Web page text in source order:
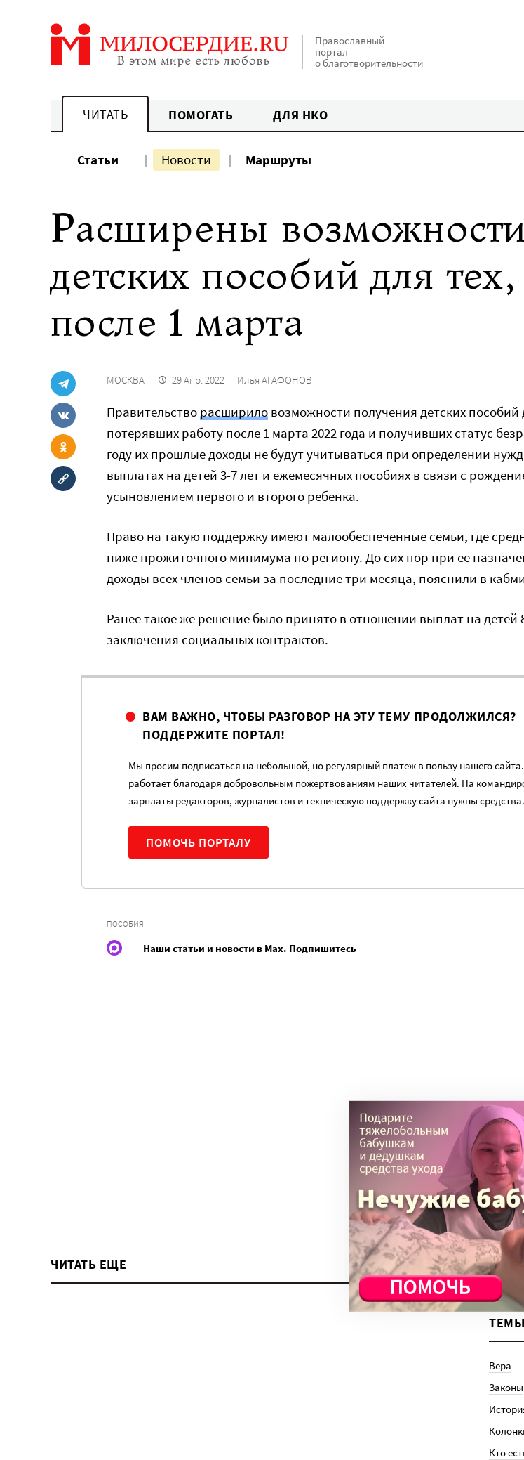
Православный
портал
о благотворительности
ЧИТАТЬ ПОМОГАТЬ ДЛЯ НКО
Статьи Новости Маршруты
Расширены
детских пособий для
после 1 марта
МОСКВА 29 Апр. 2022 Илья АГАФОНОВ
Правительстворасширило возможности получения детских
потерявших работу после 1 марта 2022 года и получивших статус
году их прошлые доходы не будут учитываться при определении
выплатах на детей 3-7 лет и ежемесячных пособиях в связи с
усыновлением первого и второго ребенка.
Право на такую поддержку имеют малообеспеченные семьи, где
ниже прожиточного минимума по региону. До сих пор при ее
доходы всех членов семьи за последние три месяца, пояснили в
Ранее такое же решение было принято в отношении выплат на детей
заключения социальных контрактов.
ВАМ ВАЖНО, ЧТОБЫ РАЗГОВОР НА ЭТУ ТЕМУ ПРОДОЛЖИЛСЯ?
ПОДДЕРЖИТЕ ПОРТАЛ!
Мы просим подписаться на небольшой, но регулярный платеж в пользу нашего
работает благодаря добровольным пожертвованиям наших читателей. На
зарплаты редакторов, журналистов и техническую поддержку сайта нужны средства.
ПОМОЧЬ ПОРТАЛУ
ПОСОБИЯ
Наши статьи и новости в Max. Подпишитесь
ЧИТАТЬ ЕЩЕ
ТЕМЫ
Вера
Законы
Кто